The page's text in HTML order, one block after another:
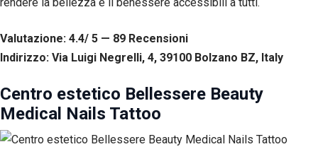
Valutazione: 4.4/ 5 — 89 Recensioni
Indirizzo: Via Luigi Negrelli, 4, 39100 Bolzano BZ, Italy
Centro estetico Bellessere Beauty
Medical Nails Tattoo